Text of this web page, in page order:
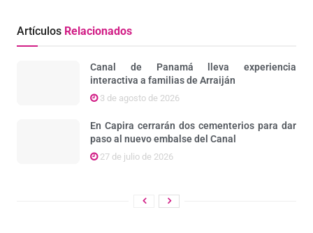
Artículos Relacionados
Canal de Panamá lleva experiencia
interactiva a familias de Arraiján
3 de agosto de 2026
En Capira cerrarán dos cementerios para dar
paso al nuevo embalse del Canal
27 de julio de 2026